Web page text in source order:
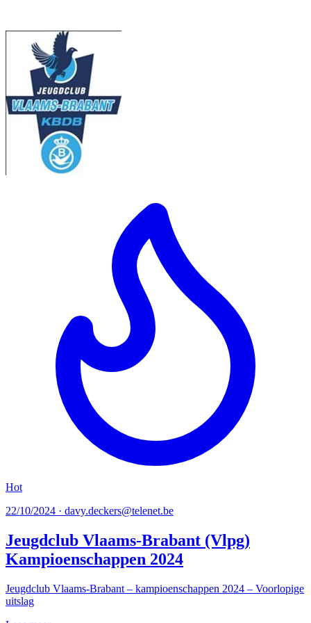
Hot
22/10/2024 · davy.deckers@telenet.be
Jeugdclub Vlaams-Brabant (Vlpg)
Kampioenschappen 2024
Jeugdclub Vlaams-Brabant – kampioenschappen 2024 – Voorlopige
uitslag